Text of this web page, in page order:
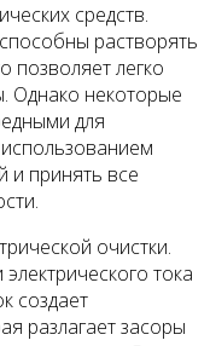
средств.
растворять
позволяет легко
Однако некоторые
для
и принять все
очистки.
тока
создает
разлагает засоры